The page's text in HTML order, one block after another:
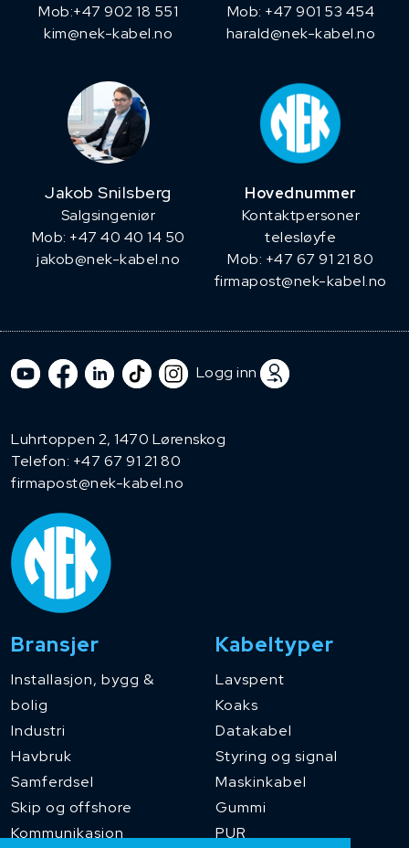
​Mob:+47 902 18 551
kim@nek-kabel.no
Mob: +47 901 53 454
harald@nek-kabel.no
Jakob Snilsberg
​Salgsingeniør
Mob: +47 40 40 14 50
jakob@nek-kabel.no
Hovednummer
Kontaktpersoner
telesløyfe
Mob: +47 67 91 21 80
firmapost@nek-kabel.no
Logg inn
Luhrtoppen 2, 1470 Lørenskog
Telefon: +47 67 91 21 80
firmapost@nek-kabel.no
Bransjer
Installasjon, bygg &
bolig
Industri
Havbruk
Samferdsel
Skip og offshore
Kommunikasjon
Kabeltyper
Lavspent
Koaks
Datakabel
Styring og signal
Maskinkabel
Gummi
PUR